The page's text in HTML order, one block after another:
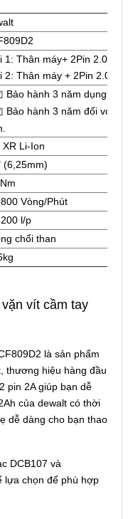
1: Thân máy+ 2Pin 2.0 Ah+
2: Thân máy + 2Pin 2.0
Bảo hành 3 năm dụng cụ
Bảo hành 3 năm đối với
XR Li-Ion
(6,25mm)
Vòng/Phút
l/p
chổi than
vít cầm tay
là sản phẩm
thương hiệu hàng đầu
pin 2A giúp bạn dễ
của dewalt có thời
dễ dàng cho bạn thao
DCB107 và
lựa chọn để phù hợp